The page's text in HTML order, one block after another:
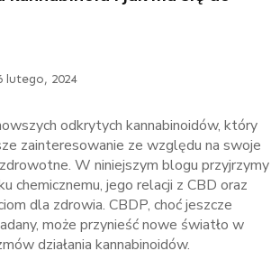
lutego, 2024
odkrytych kannabinoidów, który
zainteresowanie ze względu na swoje
W niniejszym blogu przyjrzymy
chemicznemu, jego relacji z CBD oraz
dla zdrowia. CBDP, choć jeszcze
może przynieść nowe światło w
działania kannabinoidów.